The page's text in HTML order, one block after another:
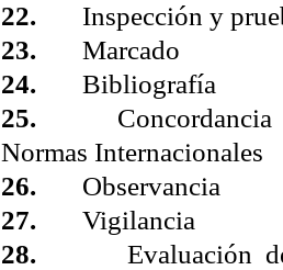
22. Inspección y
23. Marcado
24. Bibliografía
25. Concordancia
Normas Internacionales
26. Observancia
27. Vigilancia
28. Evaluación